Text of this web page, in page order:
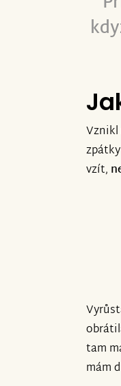
vzít,
tam
mám